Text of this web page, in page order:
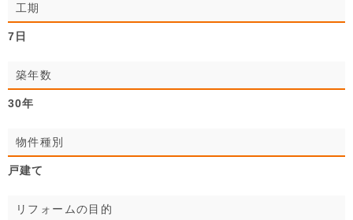
工期
7日
築年数
30年
物件種別
戸建て
リフォームの目的